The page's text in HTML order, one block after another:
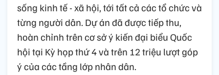
sống kinh tế - xã hội, tới tất cả các tổ chức và
từng người dân. Dự án đã được tiếp thu,
hoàn chỉnh trên cơ sở ý kiến đại biểu Quốc
hội tại Kỳ họp thứ 4 và trên 12 triệu lượt góp
ý của các tầng lớp nhân dân.